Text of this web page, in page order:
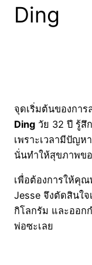
Ding
จุดเริ่มต้นของกา
Ding วัย 32 ปี รู้สึ
เพราะเวลามีปัญห
นั่นทำให้สุขภาพข
เพื่อต้องการให้คุ
Jesse จึงตัดสินใ
กิโลกรัม และออก
พ่อซะเลย